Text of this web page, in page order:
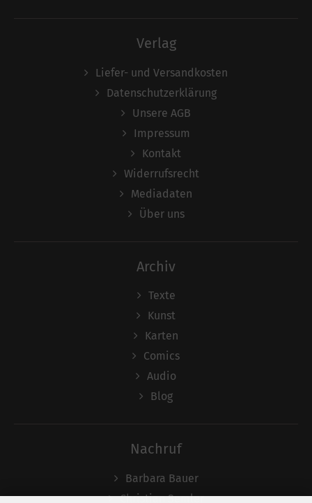
Verlag
Liefer- und Versandkosten
Datenschutzerklärung
Unsere AGB
Impressum
Kontakt
Widerrufsrecht
Mediadaten
Über uns
Archiv
Texte
Kunst
Karten
Comics
Audio
Blog
Nachruf
Barbara Bauer
Christian Semler